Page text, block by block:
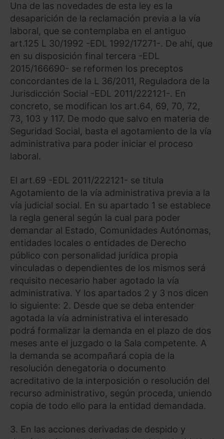
Una de las novedades de esta ley es la
desaparición de la reclamación previa a la vía
laboral, que se contemplaba en el antiguo
art.125 L 30/1992 -EDL 1992/17271-. De ahí, que
en su disposición final tercera -EDL
2015/166690- se reformen los preceptos
concordantes de la L 36/2011, Reguladora de la
Jurisdicción Social -EDL 2011/222121-. En
concreto, se modifican los art.64, 69, 70, 72,
73, 103 y 117. De modo que salvo en materia de
Seguridad Social, basta el agotamiento de la vía
administrativa para poder iniciar el proceso
laboral.
El art.69 -EDL 2011/222121- se titula
Agotamiento de la vía administrativa previa a la
vía judicial social. En su apartado 1 se establece
la regla general según la cual para poder
demandar al Estado, Comunidades Autónomas,
entidades locales o entidades de Derecho
público con personalidad jurídica propia
vinculadas o dependientes de los mismos será
requisito necesario haber agotado la vía
administrativa. Y los apartados 2 y 3 nos dicen
lo siguiente: 2. Desde que se deba entender
agotada la vía administrativa el interesado
podrá formalizar la demanda en el plazo de dos
meses ante el juzgado o la Sala competente. A
la demanda se acompañará copia de la
resolución denegatoria o documento
acreditativo de la interposición o resolución del
recurso administrativo, según proceda, uniendo
copia de todo ello para la entidad demandada.
3. En las acciones derivadas de despido y